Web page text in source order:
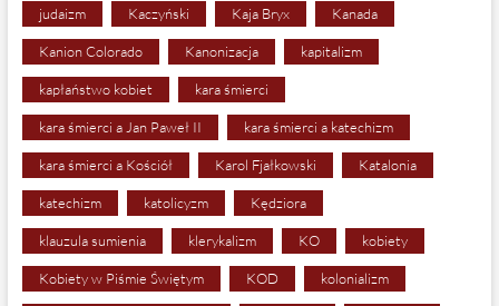
judaizm Kaczyński Kaja Bryx Kanada
Kanion Colorado Kanonizacja kapitalizm
kapłaństwo kobiet kara śmierci
kara śmierci a Jan Paweł II kara śmierci a katechizm
kara śmierci a Kościół Karol Fjałkowski Katalonia
katechizm katolicyzm Kędziora
klauzula sumienia klerykalizm KO kobiety
Kobiety w Piśmie Świętym KOD kolonializm